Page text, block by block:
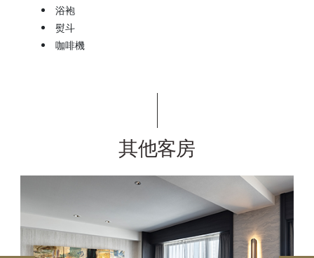
浴袍
熨斗
咖啡機
其他客房